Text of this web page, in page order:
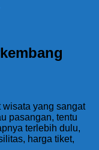
yang sangat
pasangan, tentu
terlebih dulu,
harga tiket,